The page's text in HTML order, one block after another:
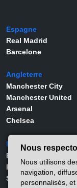
Espagne
Real Madrid
Barcelone
Angleterre
Manchester City
Manchester United
Arsenal
Chelsea
Portugal
Benfica
Porto
Sporting
Nous
Nous utilisons
navigation,
personnalisés,